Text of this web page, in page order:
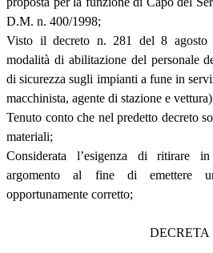
D.M. n. 400/1998;
Visto il decreto n. 281 del 8 agosto
modalità di abilitazione del personale
di sicurezza sugli impianti a fune in
macchinista, agente di stazione e
Tenuto conto che nel predetto decreto
materiali;
Considerata l’esigenza di ritirare
argomento al fine di emettere
opportunamente corretto;
DECRETA